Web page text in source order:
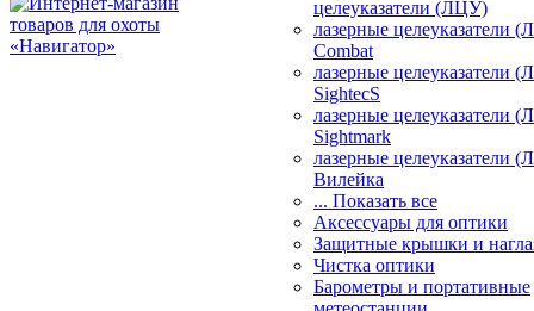
целеуказатели (ЛЦУ)
лазерные целеуказатели
Combat
лазерные целеуказатели
SightecS
лазерные целеуказатели
Sightmark
лазерные целеуказатели
Вилейка
... Показать все
Аксессуары для оптики
Защитные крышки и
Чистка оптики
Барометры и портативные